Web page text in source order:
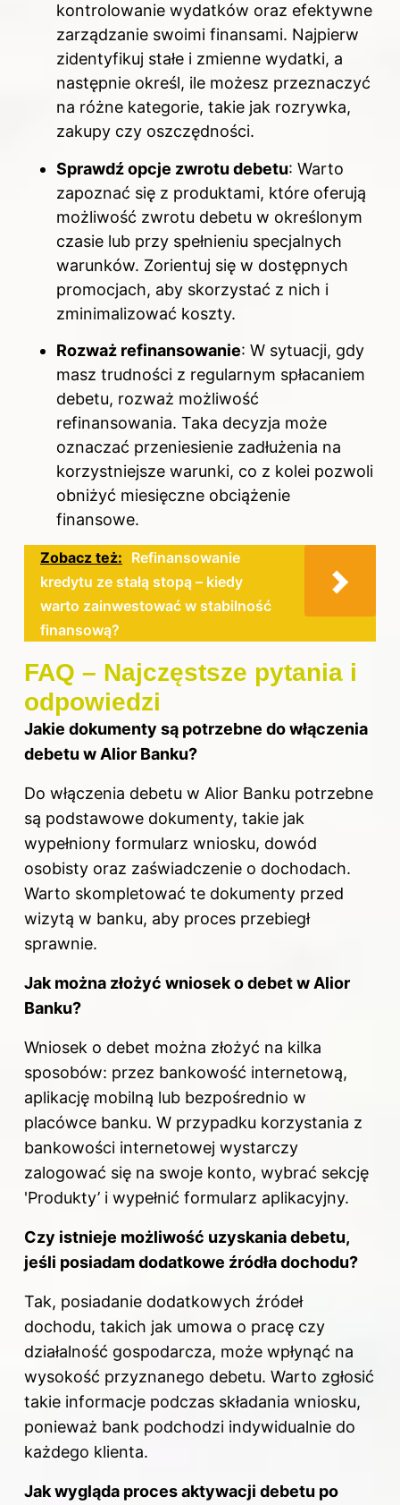
kontrolowanie wydatków oraz efektywne
zarządzanie swoimi finansami. Najpierw
zidentyfikuj stałe i zmienne wydatki, a
następnie określ, ile możesz przeznaczyć
na różne kategorie, takie jak rozrywka,
zakupy czy oszczędności.
Sprawdź opcje zwrotu debetu: Warto
zapoznać się z produktami, które oferują
możliwość zwrotu debetu w określonym
czasie lub przy spełnieniu specjalnych
warunków. Zorientuj się w dostępnych
promocjach, aby skorzystać z nich i
zminimalizować koszty.
Rozważ refinansowanie: W sytuacji, gdy
masz trudności z regularnym spłacaniem
debetu, rozważ możliwość
refinansowania. Taka decyzja może
oznaczać przeniesienie zadłużenia na
korzystniejsze warunki, co z kolei pozwoli
obniżyć miesięczne obciążenie
finansowe.
Zobacz też: Refinansowanie
kredytu ze stałą stopą – kiedy
warto zainwestować w stabilność
finansową?
FAQ – Najczęstsze pytania i
odpowiedzi
Jakie dokumenty są potrzebne do włączenia
debetu w Alior Banku?
Do włączenia debetu w Alior Banku potrzebne
są podstawowe dokumenty, takie jak
wypełniony formularz wniosku, dowód
osobisty oraz zaświadczenie o dochodach.
Warto skompletować te dokumenty przed
wizytą w banku, aby proces przebiegł
sprawnie.
Jak można złożyć wniosek o debet w Alior
Banku?
Wniosek o debet można złożyć na kilka
sposobów: przez bankowość internetową,
aplikację mobilną lub bezpośrednio w
placówce banku. W przypadku korzystania z
bankowości internetowej wystarczy
zalogować się na swoje konto, wybrać sekcję
'Produkty’ i wypełnić formularz aplikacyjny.
Czy istnieje możliwość uzyskania debetu,
jeśli posiadam dodatkowe źródła dochodu?
Tak, posiadanie dodatkowych źródeł
dochodu, takich jak umowa o pracę czy
działalność gospodarcza, może wpłynąć na
wysokość przyznanego debetu. Warto zgłosić
takie informacje podczas składania wniosku,
ponieważ bank podchodzi indywidualnie do
każdego klienta.
Jak wygląda proces aktywacji debetu po